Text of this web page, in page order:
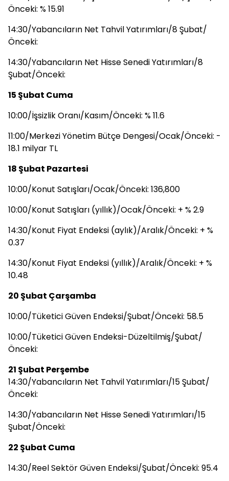
Önceki: % 15.91
14:30/Yabancıların Net Tahvil Yatırımları/8 Şubat/
Önceki:
14:30/Yabancıların Net Hisse Senedi Yatırımları/8
Şubat/Önceki:
15 Şubat Cuma
10:00/İşsizlik Oranı/Kasım/Önceki: % 11.6
11:00/Merkezi Yönetim Bütçe Dengesi/Ocak/Önceki: -
18.1 milyar TL
18 Şubat Pazartesi
10:00/Konut Satışları/Ocak/Önceki: 136,800
10:00/Konut Satışları (yıllık)/Ocak/Önceki: + % 2.9
14:30/Konut Fiyat Endeksi (aylık)/Aralık/Önceki: + %
0.37
14:30/Konut Fiyat Endeksi (yıllık)/Aralık/Önceki: + %
10.48
20 Şubat Çarşamba
10:00/Tüketici Güven Endeksi/Şubat/Önceki: 58.5
10:00/Tüketici Güven Endeksi-Düzeltilmiş/Şubat/
Önceki:
21 Şubat Perşembe
14:30/Yabancıların Net Tahvil Yatırımları/15 Şubat/
Önceki:
14:30/Yabancıların Net Hisse Senedi Yatırımları/15
Şubat/Önceki:
22 Şubat Cuma
14:30/Reel Sektör Güven Endeksi/Şubat/Önceki: 95.4